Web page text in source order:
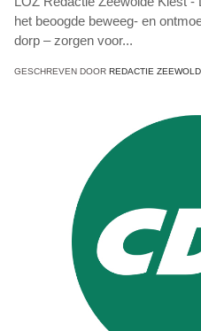
het beoogde beweeg- en
dorp – zorgen voor...
GESCHREVEN DOOR REDACTIE